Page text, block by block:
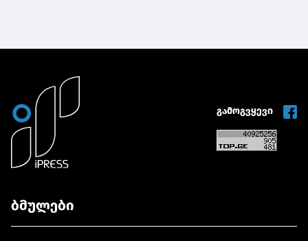
გამოგვყევი
ბმულები